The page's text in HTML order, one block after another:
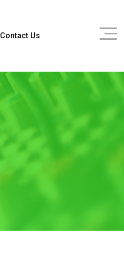
Contact Us